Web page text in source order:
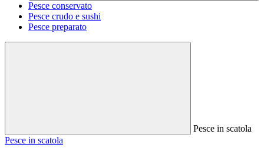
Pesce conservato
Pesce crudo e sushi
Pesce preparato
Pesce in scatola
Pesce in scatola